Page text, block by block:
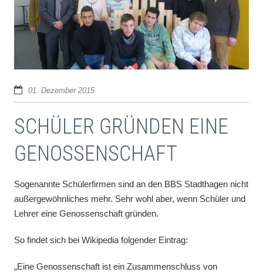
01. Dezember 2015
SCHÜLER GRÜNDEN EINE
GENOSSENSCHAFT
Sogenannte Schülerfirmen sind an den BBS Stadthagen nicht
außergewöhnliches mehr. Sehr wohl aber, wenn Schüler und
Lehrer eine Genossenschaft gründen.
So findet sich bei Wikipedia folgender Eintrag:
„Eine Genossenschaft ist ein Zusammenschluss von